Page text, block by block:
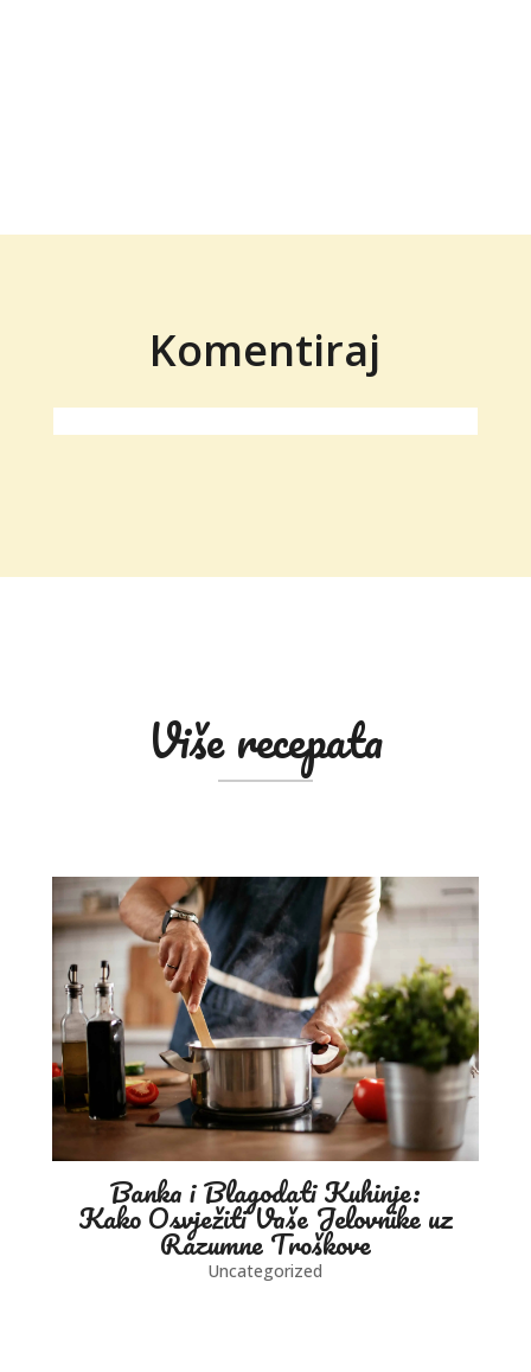
Komentiraj
Više recepata
Banka i Blagodati Kuhinje:
Kako Osvježiti Vaše Jelovnike uz
Razumne Troškove
Uncategorized